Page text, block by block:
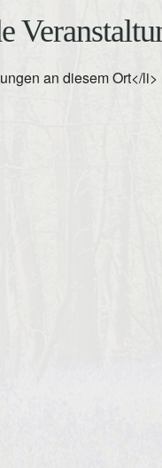
an diesem Ort</li>